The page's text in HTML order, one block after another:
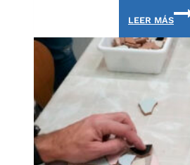
LEER MÁS